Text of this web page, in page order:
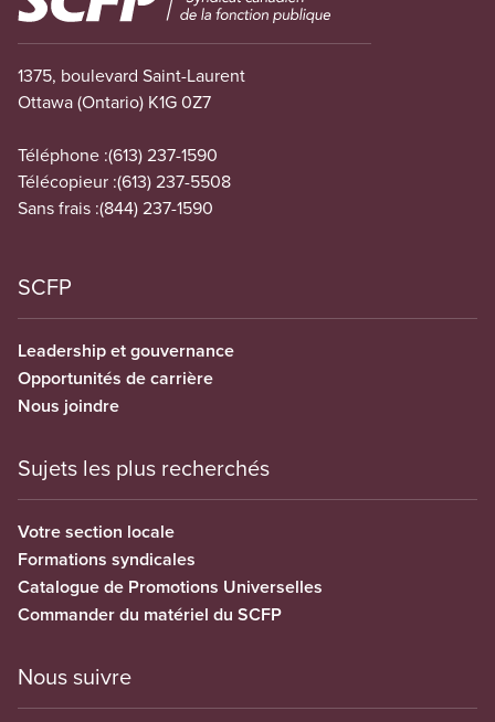
1375, boulevard Saint-Laurent
Ottawa (Ontario) K1G 0Z7
Téléphone :(613) 237-1590
Télécopieur :(613) 237-5508
Sans frais :(844) 237-1590
SCFP
Leadership et gouvernance
Opportunités de carrière
Nous joindre
Sujets les plus recherchés
Votre section locale
Formations syndicales
Catalogue de Promotions Universelles
Commander du matériel du SCFP
Nous suivre